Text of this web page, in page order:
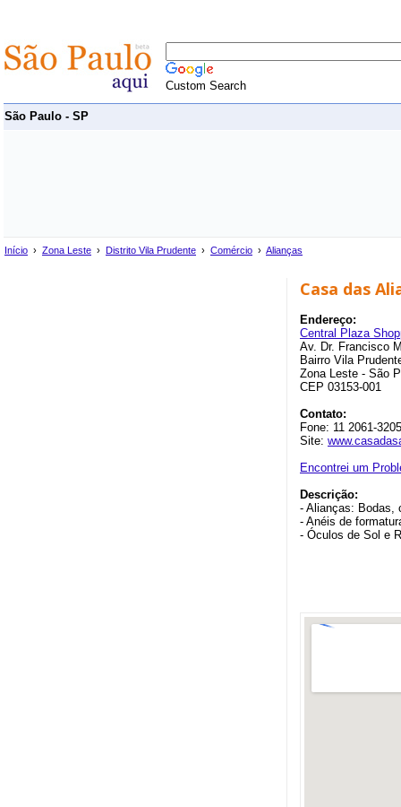
Custom Search
São Paulo - SP
Início › Zona Leste › Distrito Vila Prudente › Comércio › Alianças
Casa das
Endereço:
Central Plaza
Av. Dr. Francisco
Bairro Vila
Zona Leste - São
CEP 03153-001
Contato:
Fone: 11 2061-3205
Site:
Encontrei um
Descrição:
- Alianças: Bodas,
- Anéis de
- Óculos de Sol e